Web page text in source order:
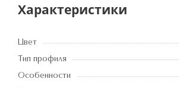
Характеристики
Цвет
Тип профиля
Особенности